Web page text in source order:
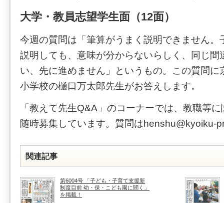
大学・教員志望学生面（12面）
今週の質問は「筆算がうまく説明できません。
説明しても、意味が分からないらしく、同じ間
い、先に進めません」というもの。この質問に
小学校の樋口万太郎先生がお答えします。
「教えて先生Q&A」のコーナーでは、教職等
随時募集しています。質問はhenshu@kyoiku-
関連記事
第6004号 「子ども・子育て支援新
制度目前 幼・保・こども園に聞く」
を掲載！